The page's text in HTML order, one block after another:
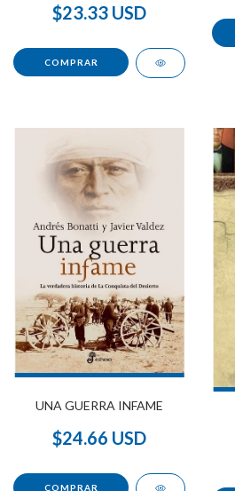
$23.33 USD
UNA GUERRA INFAME
$24.66 USD